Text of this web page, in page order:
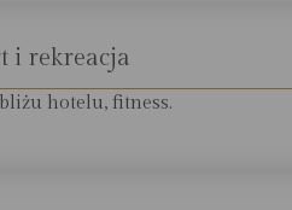
i rekreacja
hotelu, fitness.